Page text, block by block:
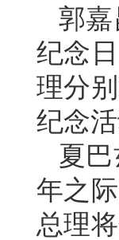
郭
纪念
理分
纪念活
夏
年之
总理